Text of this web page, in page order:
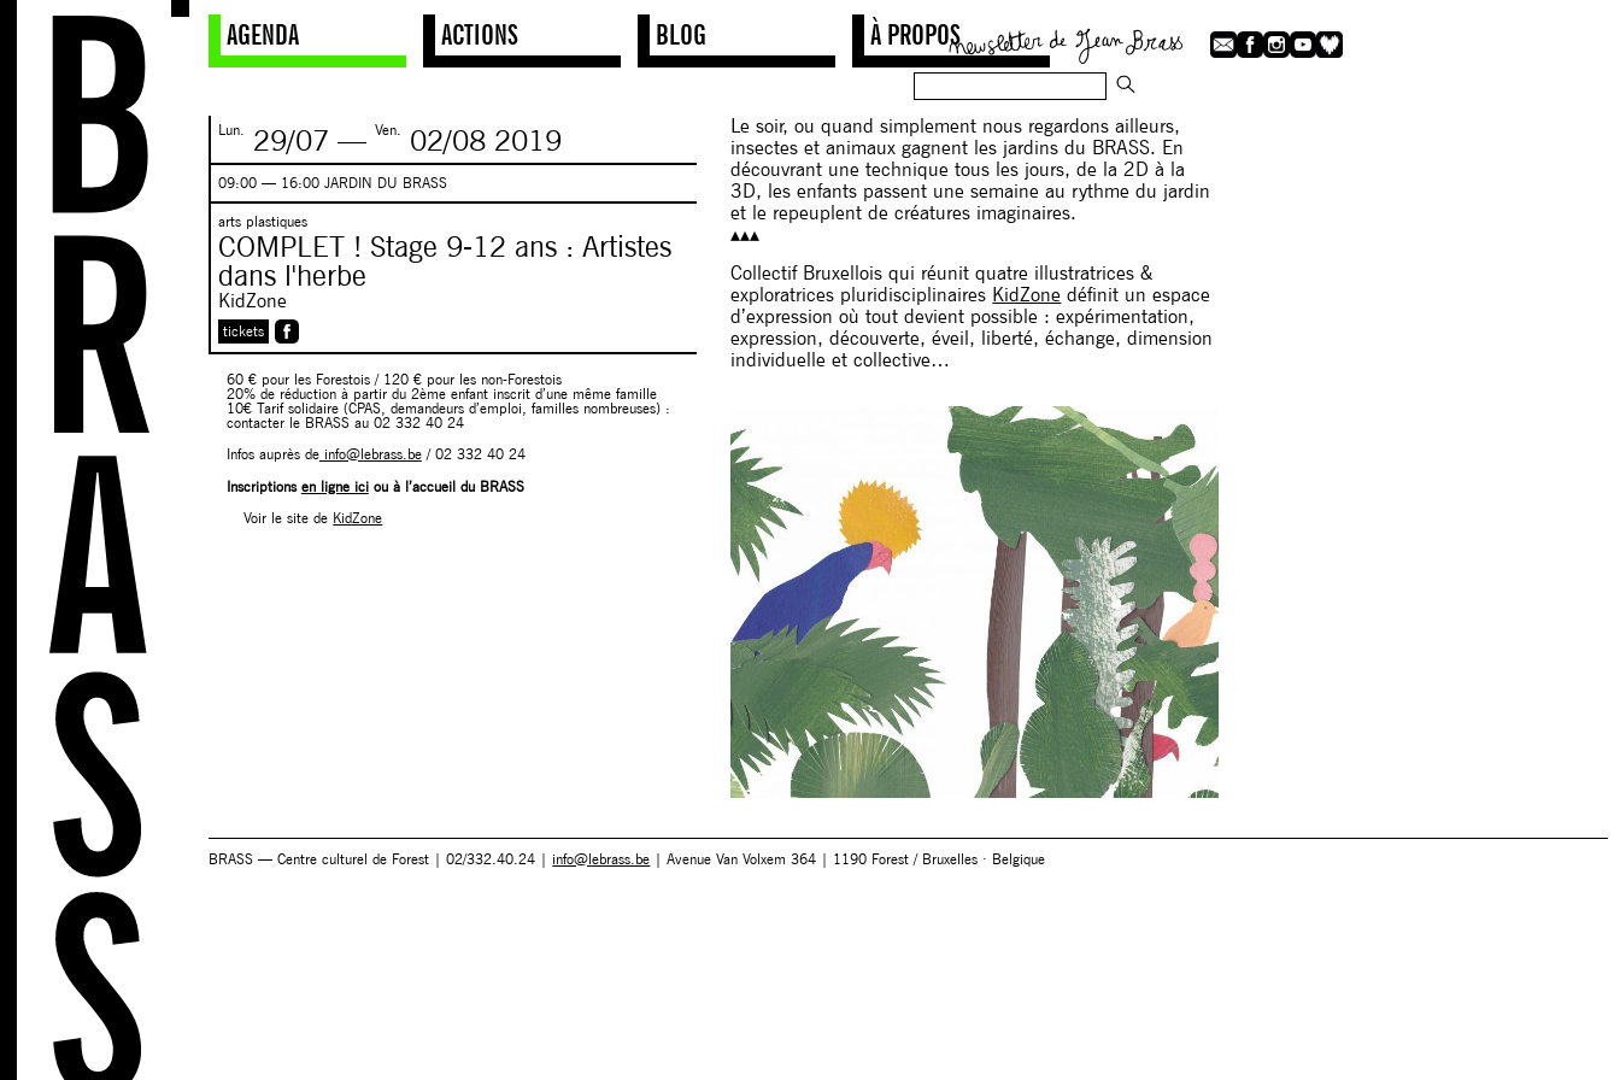
AGENDA ACTIONS BLOG À PROPOS
Lun. 29/07 — Ven. 02/08 2019
09:00 — 16:00 JARDIN DU BRASS
arts plastiques
COMPLET ! Stage 9-12 ans : Artistes
dans l'herbe
KidZone
tickets
60 € pour les Forestois / 120 € pour les non-Forestois
20% de réduction à partir du 2ème enfant inscrit d’une même famille
10€ Tarif solidaire (CPAS, demandeurs d’emploi, familles nombreuses) :
contacter le BRASS au 02 332 40 24
Infos auprès deinfo@lebrass.be/ 02 332 40 24
Inscriptions en ligne iciou à l’accueil du BRASS
Voir le site de KidZone
Le soir, ou quand simplement nous regardons ailleurs,
insectes et animaux gagnent les jardins du BRASS. En
découvrant une technique tous les jours, de la 2D à la
3D, les enfants passent une semaine au rythme du jardin
et le repeuplent de créatures imaginaires.
▴▴▴
Collectif Bruxellois qui réunit quatre illustratrices &
exploratrices pluridisciplinaires KidZone définit un espace
d’expression où tout devient possible : expérimentation,
expression, découverte, éveil, liberté, échange, dimension
individuelle et collective…
BRASS — Centre culturel de Forest | 02/332.40.24 | info@lebrass.be | Avenue Van Volxem 364 | 1190 Forest / Bruxelles · Belgique